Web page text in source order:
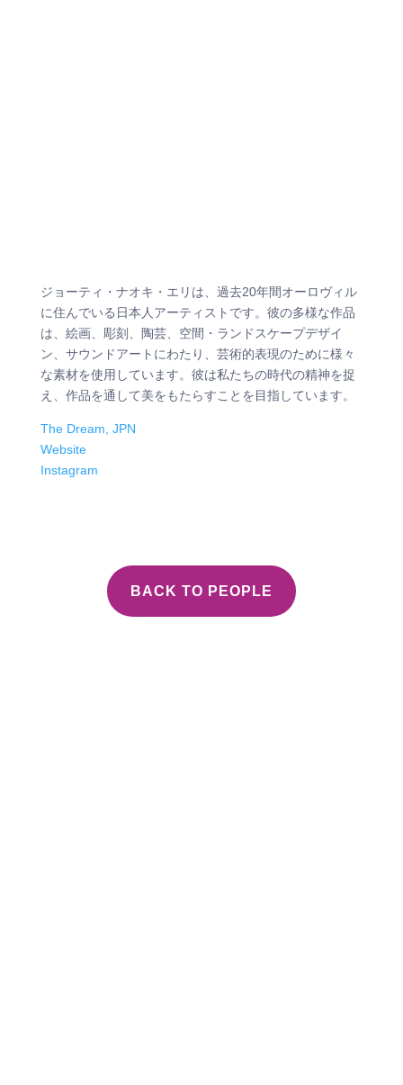
ジョーティ・ナオキ・エリは、過去20年間オーロヴィル
に住んでいる日本人アーティストです。彼の多様な作品
は、絵画、彫刻、陶芸、空間・ランドスケープデザイ
ン、サウンドアートにわたり、芸術的表現のために様々
な素材を使用しています。彼は私たちの時代の精神を捉
え、作品を通して美をもたらすことを目指しています。
The Dream, JPN
Website
Instagram
BACK TO PEOPLE